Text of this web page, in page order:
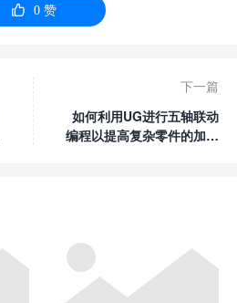
 0赞
下一篇
如何利用UG进行五轴联动
编程以提高复杂零件的加工